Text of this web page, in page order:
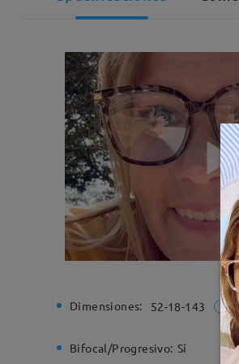
Dimensiones: 52-18-143
Bifocal/Progresivo: Sí